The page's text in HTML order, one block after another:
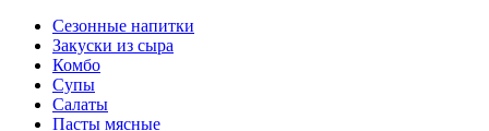
Сезонные напитки
Закуски из сыра
Комбо
Супы
Салаты
Пасты мясные